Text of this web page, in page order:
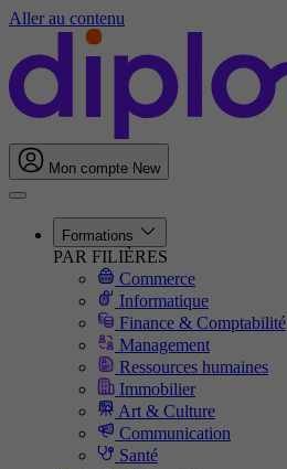
Aller au contenu
Mon compte New
Formations
PAR FILIÈRES
Commerce
Informatique
Finance & Comptabilité
Management
Ressources humaines
Immobilier
Art & Culture
Communication
Santé